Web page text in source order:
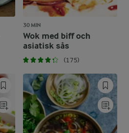
30 MIN
Wok med biff och
asiatisk sås
(175)